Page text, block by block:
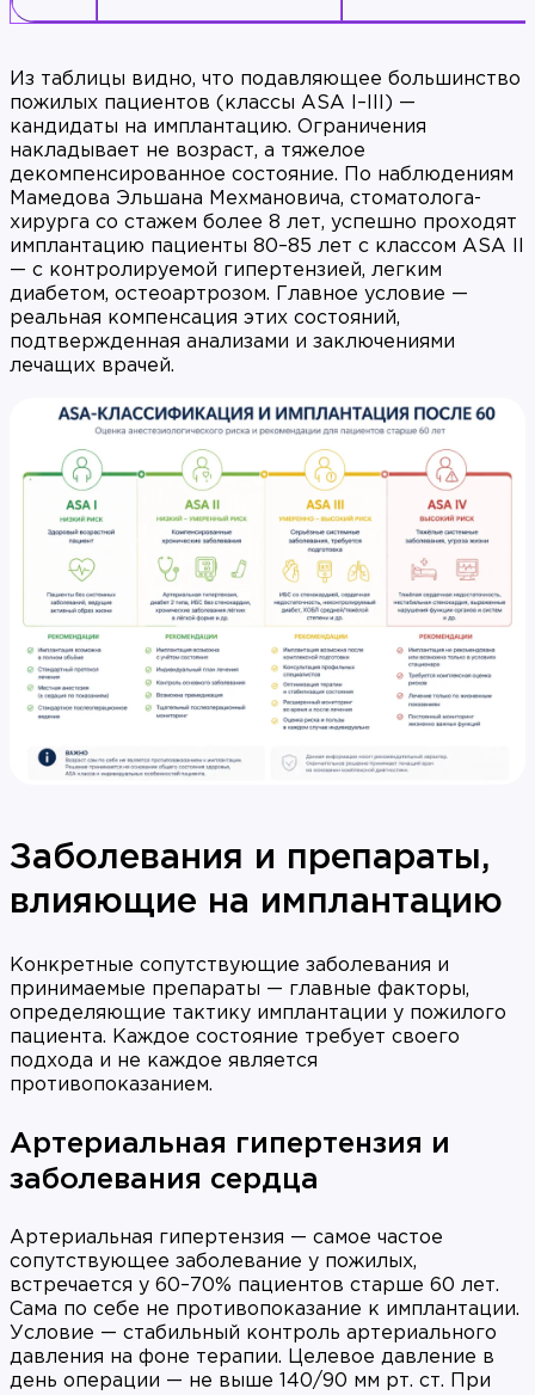
Из таблицы видно, что подавляющее большинство
пожилых пациентов (классы ASA I–III) —
кандидаты на имплантацию. Ограничения
накладывает не возраст, а тяжелое
декомпенсированное состояние. По наблюдениям
Мамедова Эльшана Мехмановича, стоматолога-
хирурга со стажем более 8 лет, успешно проходят
имплантацию пациенты 80–85 лет с классом ASA II
— с контролируемой гипертензией, легким
диабетом, остеоартрозом. Главное условие —
реальная компенсация этих состояний,
подтвержденная анализами и заключениями
лечащих врачей.
Заболевания и препараты,
влияющие на имплантацию
Конкретные сопутствующие заболевания и
принимаемые препараты — главные факторы,
определяющие тактику имплантации у пожилого
пациента. Каждое состояние требует своего
подхода и не каждое является
противопоказанием.
Артериальная гипертензия и
заболевания сердца
Артериальная гипертензия — самое частое
сопутствующее заболевание у пожилых,
встречается у 60–70% пациентов старше 60 лет.
Сама по себе не противопоказание к имплантации.
Условие — стабильный контроль артериального
давления на фоне терапии. Целевое давление в
день операции — не выше 140/90 мм рт. ст. При